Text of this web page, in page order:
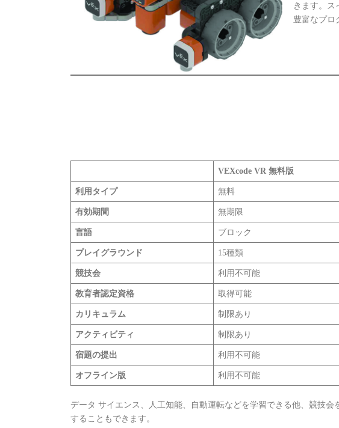
きます。ス
豊富なプロ
VEXcode VR 無料版
利用タイプ 無料
有効期間 無期限
言語 ブロック
プレイグラウンド 15種類
競技会 利用不可能
教育者認定資格 取得可能
カリキュラム 制限あり
アクティビティ 制限あり
宿題の提出 利用不可能
オフライン版 利用不可能
データ サイエンス、人工知能、自動運転などを学習できる他、競技
することもできます。